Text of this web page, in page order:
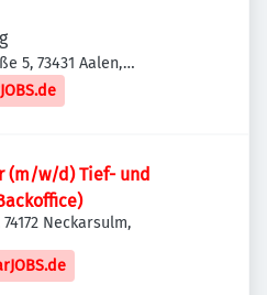
5, 73431 Aalen,
(m/w/d) Tief- und
Neckarsulm,